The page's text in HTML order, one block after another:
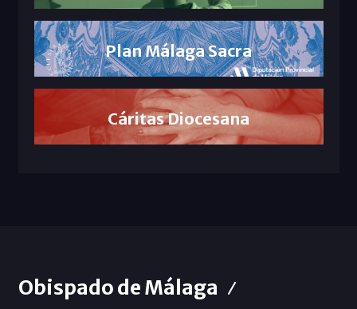
Plan Málaga Sacra
Cáritas Diocesana
Obispado de Málaga